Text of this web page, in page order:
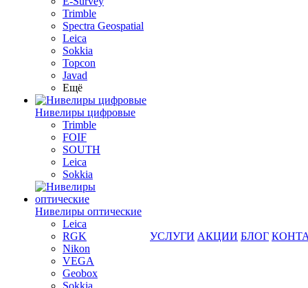
Trimble
Spectra Geospatial
Leica
Sokkia
Topcon
Javad
Ещё
Нивелиры цифровые
Trimble
FOIF
SOUTH
Leica
Sokkia
Нивелиры оптические
Leica
RGK
Nikon
VEGA
Geobox
Sokkia
УСЛУГИ АКЦИИ БЛОГ